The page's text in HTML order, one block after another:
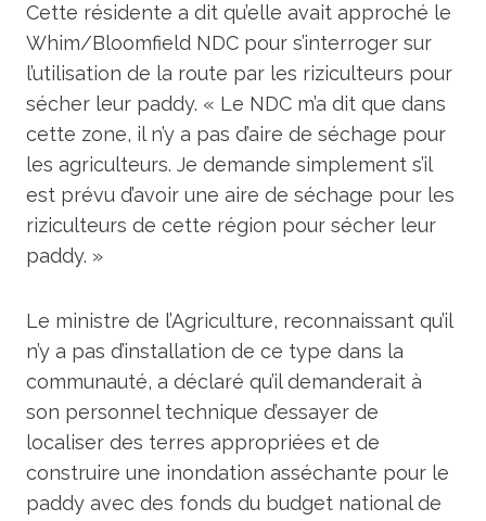
Cette résidente a dit qu’elle avait approché le
Whim/Bloomfield NDC pour s’interroger sur
l’utilisation de la route par les riziculteurs pour
sécher leur paddy. « Le NDC m’a dit que dans
cette zone, il n’y a pas d’aire de séchage pour
les agriculteurs. Je demande simplement s’il
est prévu d’avoir une aire de séchage pour les
riziculteurs de cette région pour sécher leur
paddy. »
Le ministre de l’Agriculture, reconnaissant qu’il
n’y a pas d’installation de ce type dans la
communauté, a déclaré qu’il demanderait à
son personnel technique d’essayer de
localiser des terres appropriées et de
construire une inondation asséchante pour le
paddy avec des fonds du budget national de